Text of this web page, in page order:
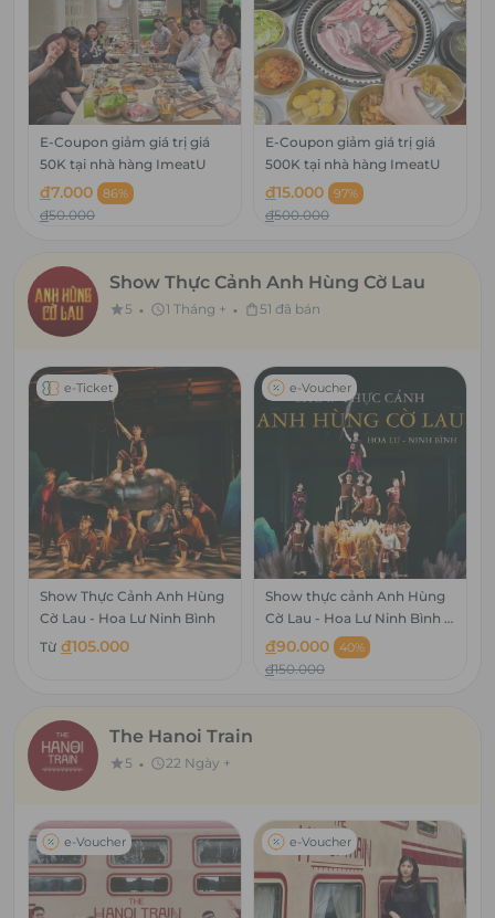
E-Coupon giảm giá trị giá
50K tại nhà hàng ImeatU
đ7.000 86%
đ50.000
E-Coupon giảm giá trị giá
500K tại nhà hàng ImeatU
đ15.000 97%
đ500.000
Show Thực Cảnh Anh Hùng Cờ Lau
star 5 • schedule1 Tháng + • shopping_bag 51 đã bán
Show Thực Cảnh Anh Hùng
Cờ Lau - Hoa Lư Ninh Bình
e-Ticket
Từ đ105.000
Show thực cảnh Anh Hùng
Cờ Lau - Hoa Lư Ninh Bình -
Hạng CL250 Xanh nhạt - Trẻ
em
e-Voucher
đ90.000 40%
đ150.000
The Hanoi Train
star 5 • schedule22 Ngày +
e-Voucher e-Voucher